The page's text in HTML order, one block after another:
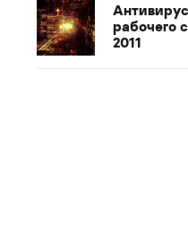
рабочего
2011